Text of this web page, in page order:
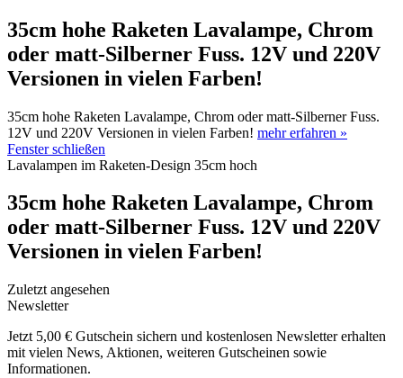
35cm hohe Raketen Lavalampe, Chrom
oder matt-Silberner Fuss. 12V und 220V
Versionen in vielen Farben!
35cm hohe Raketen Lavalampe, Chrom oder matt-Silberner Fuss.
12V und 220V Versionen in vielen Farben! mehr erfahren »
Fenster schließen
Lavalampen im Raketen-Design 35cm hoch
35cm hohe Raketen Lavalampe, Chrom
oder matt-Silberner Fuss. 12V und 220V
Versionen in vielen Farben!
Zuletzt angesehen
Newsletter
Jetzt 5,00 € Gutschein sichern und kostenlosen Newsletter erhalten
mit vielen News, Aktionen, weiteren Gutscheinen sowie
Informationen.